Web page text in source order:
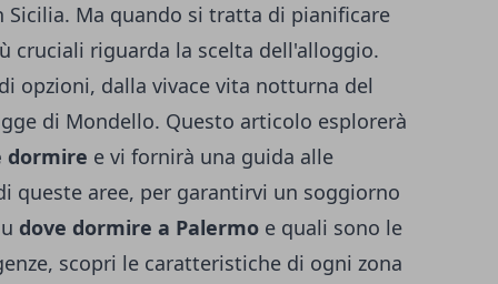
Ma quando si tratta di pianificare
cruciali riguarda la scelta dell'alloggio.
opzioni, dalla vivace vita notturna del
di Mondello. Questo articolo esplorerà
dormire e vi fornirà una guida alle
queste aree, per garantirvi un soggiorno
dove dormire a Palermo e quali sono le
scopri le caratteristiche di ogni zona